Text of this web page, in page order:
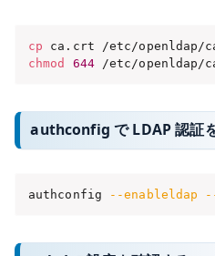
cp
chmod
644 /etc/openldap/
authconfig で LDAP 認証
authconfig --enableldap